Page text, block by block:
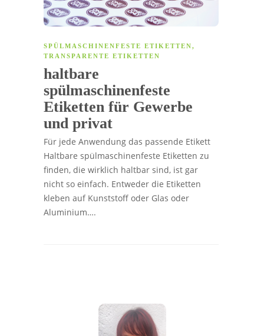
SPÜLMASCHINENFESTE ETIKETTEN,
TRANSPARENTE ETIKETTEN
haltbare
spülmaschinenfeste
Etiketten für Gewerbe
und privat
Für jede Anwendung das passende Etikett
Haltbare spülmaschinenfeste Etiketten zu
finden, die wirklich haltbar sind, ist gar
nicht so einfach. Entweder die Etiketten
kleben auf Kunststoff oder Glas oder
Aluminium….